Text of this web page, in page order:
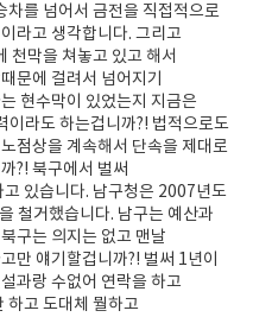
차를 넘어서 금전을 직접적으로
라고 생각합니다. 그리고
천막을 쳐놓고 있고 해서
문에 걸려서 넘어지기
현수막이 있었는지 지금은
이라도 하는겁니까?! 법적으로도
점상을 계속해서 단속을 제대로
?! 북구에서 벌써
있습니다. 남구청은 2007년도
철거했습니다. 남구는 예산과
구는 의지는 없고 맨날
만 얘기할겁니까?! 벌써 1년이
과랑 수없어 연락을 하고
하고 도대체 뭘하고